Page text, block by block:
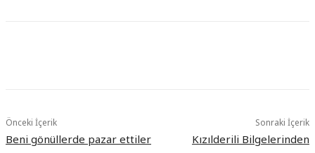
Önceki İçerik
Beni gönüllerde pazar ettiler
Sonraki İçerik
Kızılderili Bilgelerinden